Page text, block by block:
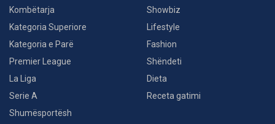
Kombëtarja
Kategoria Superiore
Kategoria e Parë
Premier League
La Liga
Serie A
Shumësportësh
Showbiz
Lifestyle
Fashion
Shëndeti
Dieta
Receta gatimi